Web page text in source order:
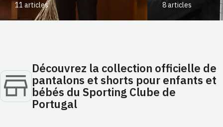
11 articles 8 articles
Découvrez la collection officielle de
pantalons et shorts pour enfants et
bébés du Sporting Clube de
Portugal